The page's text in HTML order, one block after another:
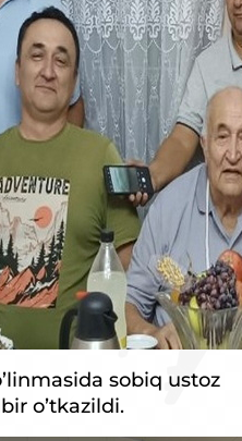
sobiq ustoz
o’tkazildi.